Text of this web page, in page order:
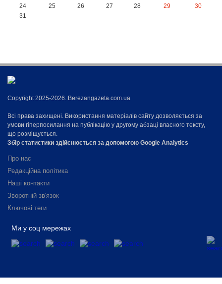
24
25 26 27 28 29
30
31
Copyright 2025-2026. Berezangazeta.com.ua
Всі права захищені. Використання матеріалів сайту дозволяється за
умови гіперпосилання на публікацію у другому абзаці власного тексту,
що розміщується.
Збір статистики здійснюється за допомогою Google Analytics
Про нас
Редакційна політика
Наші контакти
Зворотній зв'язок
Ключові теги
Ми у соц мережах